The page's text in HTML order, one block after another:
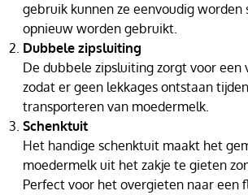
gebruik kunnen ze eenvoudig worden
opnieuw worden gebruikt.
Dubbele zipsluiting
De dubbele zipsluiting zorgt voor een
zodat er geen lekkages ontstaan
transporteren van moedermelk.
Schenktuit
Het handige schenktuit maakt het
moedermelk uit het zakje te gieten
Perfect voor het overgieten naar een